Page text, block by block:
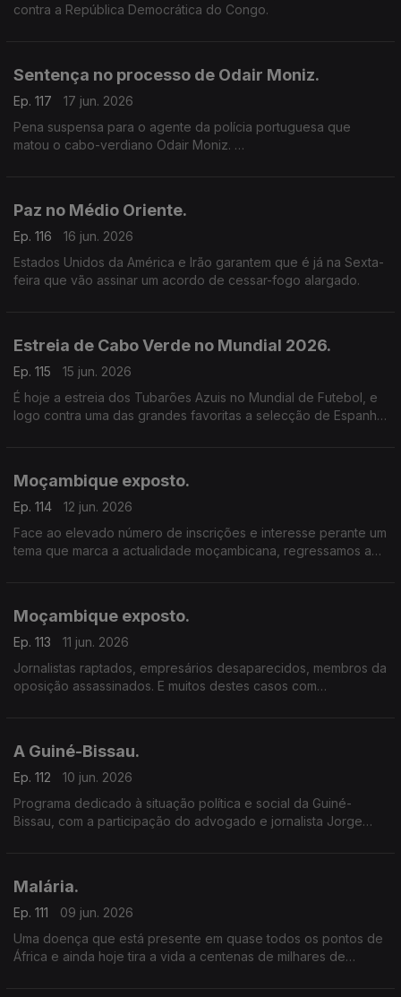
contra a República Democrática do Congo.
Sentença no processo de Odair Moniz.
Ep. 117
17 jun. 2026
Pena suspensa para o agente da polícia portuguesa que
matou o cabo-verdiano Odair Moniz.
Paz no Médio Oriente.
Ep. 116
16 jun. 2026
Estados Unidos da América e Irão garantem que é já na Sexta-
feira que vão assinar um acordo de cessar-fogo alargado.
Estreia de Cabo Verde no Mundial 2026.
Ep. 115
15 jun. 2026
É hoje a estreia dos Tubarões Azuis no Mundial de Futebol, e
logo contra uma das grandes favoritas a selecção de Espanha.
Moçambique exposto.
Ep. 114
12 jun. 2026
Face ao elevado número de inscrições e interesse perante um
tema que marca a actualidade moçambicana, regressamos ao
Moçambique exposto.
Ep. 113
11 jun. 2026
Jornalistas raptados, empresários desaparecidos, membros da
oposição assassinados. E muitos destes casos com
A Guiné-Bissau.
Ep. 112
10 jun. 2026
Programa dedicado à situação política e social da Guiné-
Bissau, com a participação do advogado e jornalista Jorge
Malária.
Ep. 111
09 jun. 2026
Uma doença que está presente em quase todos os pontos de
África e ainda hoje tira a vida a centenas de milhares de